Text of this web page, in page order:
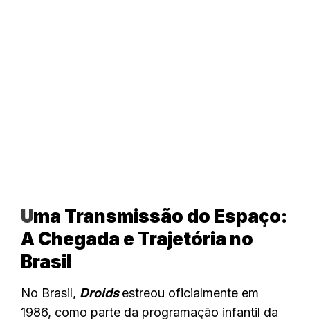
Uma Transmissão do Espaço:
A Chegada e Trajetória no
Brasil
No Brasil, Droids estreou oficialmente em
1986, como parte da programação infantil da